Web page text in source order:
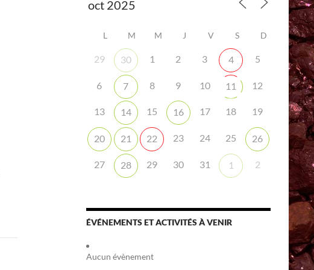
iCalendar Office 365
L M M J V S D
29 30 1 2 3 4 5
6 7 8 9 10 11 12
13 14 15 16 17 18 19
20 21 22 23 24 25 26
27 28 29 30 31 1 2
ÉVÉNEMENTS ET ACTIVITÉS À VENIR
Aucun évènement